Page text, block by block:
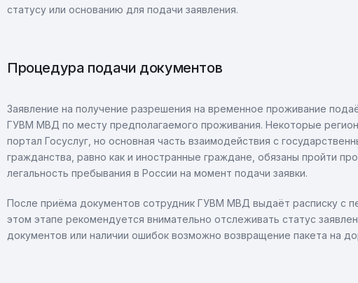
статусу или основанию для подачи заявления.
Процедура подачи документов
Заявление на получение разрешения на временное проживание
ГУВМ МВД по месту предполагаемого проживания. Некоторые
портал Госуслуг, но основная часть взаимодействия с
гражданства, равно как и иностранные граждане, обязаны пройти
легальность пребывания в России на момент подачи заявки.
После приёма документов сотрудник ГУВМ МВД выдаёт расписку с
этом этапе рекомендуется внимательно отслеживать статус
документов или наличии ошибок возможно возвращение пакета на